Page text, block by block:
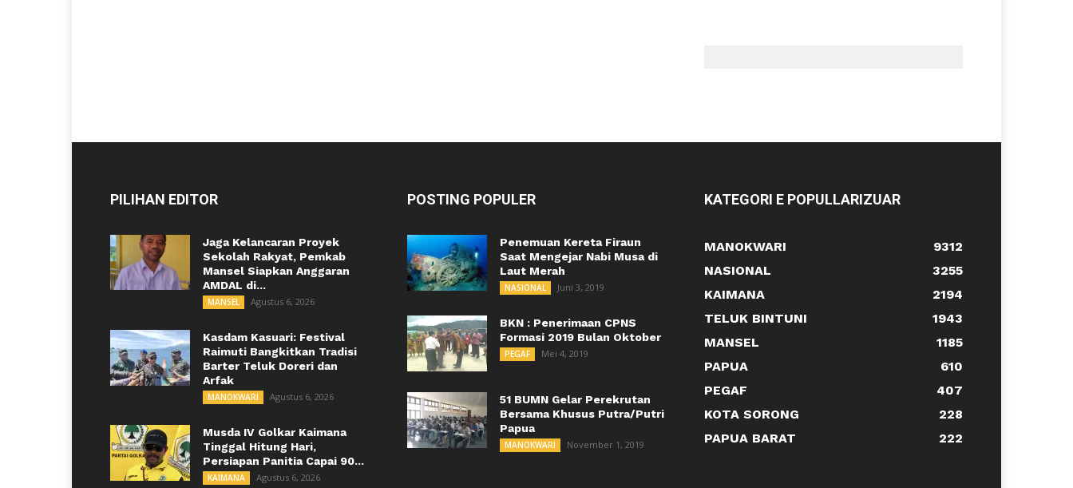
PILIHAN EDITOR
Jaga Kelancaran Proyek
Sekolah Rakyat, Pemkab
Mansel Siapkan Anggaran
AMDAL di...
MANSEL Agustus 6, 2026
Kasdam Kasuari: Festival
Raimuti Bangkitkan Tradisi
Barter Teluk Doreri dan
Arfak
MANOKWARI Agustus 6, 2026
Musda IV Golkar Kaimana
Tinggal Hitung Hari,
Persiapan Panitia Capai 90...
KAIMANA Agustus 6, 2026
POSTING POPULER
Penemuan Kereta Firaun
Saat Mengejar Nabi Musa di
Laut Merah
NASIONAL Juni 3, 2019
BKN : Penerimaan CPNS
Formasi 2019 Bulan Oktober
PEGAF Mei 4, 2019
51 BUMN Gelar Perekrutan
Bersama Khusus Putra/Putri
Papua
MANOKWARI November 1, 2019
KATEGORI E POPULLARIZUAR
MANOKWARI
9312
NASIONAL
3255
KAIMANA
2194
TELUK BINTUNI
1943
MANSEL
1185
PAPUA
610
PEGAF
407
KOTA SORONG
228
PAPUA BARAT
222